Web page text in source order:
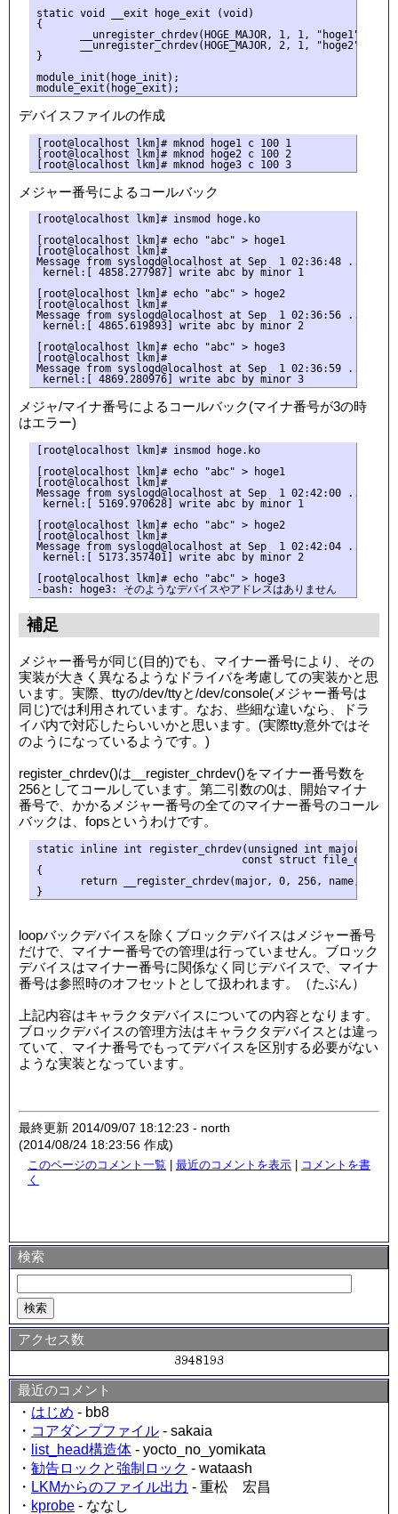
static void __exit hoge_exit (void)
{
       __unregister_chrdev(HOGE_MAJOR, 1, 1, "hoge1");
       __unregister_chrdev(HOGE_MAJOR, 2, 1, "hoge2");
}
module_init(hoge_init);
デバイスファイルの作成
[root@localhost lkm]# mknod hoge1 c 100 1
[root@localhost lkm]# mknod hoge2 c 100 2
[root@localhost lkm]# mknod hoge3 c 100 3
メジャー番号によるコールバック
[root@localhost lkm]# insmod hoge.ko
[root@localhost lkm]# echo "abc" > hoge1
[root@localhost lkm]#
Message from syslogd@localhost at Sep  1 02:36:48 ...
kernel:[ 4858.277987] write abc by minor 1
[root@localhost lkm]# echo "abc" > hoge2
[root@localhost lkm]#
Message from syslogd@localhost at Sep  1 02:36:56 ...
kernel:[ 4865.619893] write abc by minor 2
[root@localhost lkm]# echo "abc" > hoge3
[root@localhost lkm]#
Message from syslogd@localhost at Sep  1 02:36:59 ...
kernel:[ 4869.280976] write abc by minor 3
メジャ/マイナ番号によるコールバック(マイナ番号が3の時
はエラー)
[root@localhost lkm]# insmod hoge.ko
[root@localhost lkm]# echo "abc" > hoge1
[root@localhost lkm]#
Message from syslogd@localhost at Sep  1 02:42:00 ...
kernel:[ 5169.970628] write abc by minor 1
[root@localhost lkm]# echo "abc" > hoge2
[root@localhost lkm]#
Message from syslogd@localhost at Sep  1 02:42:04 ...
kernel:[ 5173.357401] write abc by minor 2
[root@localhost lkm]# echo "abc" > hoge3
補足
メジャー番号が同じ(目的)でも、マイナー番号により、その
実装が大きく異なるようなドライバを考慮しての実装かと思
います。実際、ttyの/dev/ttyと/dev/console(メジャー番号は
同じ)では利用されています。なお、些細な違いなら、ドラ
イバ内で対応したらいいかと思います。(実際tty意外ではそ
のようになっているようです。)
register_chrdev()は__register_chrdev()をマイナー番号数を
256としてコールしています。第二引数の0は、開始マイナ
番号で、かかるメジャー番号の全てのマイナー番号のコール
バックは、fopsというわけです。
static inline int register_chrdev(unsigned int major,
const struct
{
return __register_chrdev(major, 0, 256, name,
loopバックデバイスを除くブロックデバイスはメジャー番号
だけで、マイナー番号での管理は行っていません。ブロック
デバイスはマイナー番号に関係なく同じデバイスで、マイナ
番号は参照時のオフセットとして扱われます。（たぶん）
上記内容はキャラクタデバイスについての内容となります。
ブロックデバイスの管理方法はキャラクタデバイスとは違っ
ていて、マイナ番号でもってデバイスを区別する必要がない
ような実装となっています。
最終更新 2014/09/07 18:12:23 - north
(2014/08/24 18:23:56 作成)
このページのコメント一覧 | 最近のコメントを表示 | コメントを書
く
検索
アクセス数
最近のコメント
・ はじめ - bb8
・ コアダンプファイル - sakaia
・
list_head構造体 - yocto_no_yomikata
・ 勧告ロックと強制ロック - wataash
・ LKMからのファイル出力 - 重松 宏昌
・ kprobe - ななし